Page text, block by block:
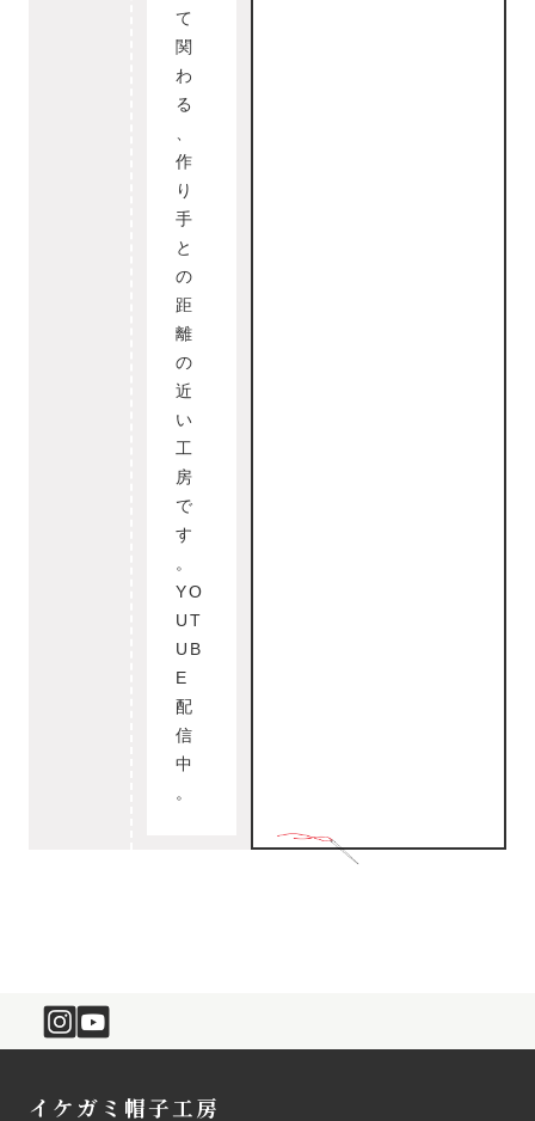
て
関
わ
る
作
り
手
と
の
距
離
の
近
い
工
房
で
す
。
YO
UT
UB
E
配
信
中
。
イケガミ帽子工房